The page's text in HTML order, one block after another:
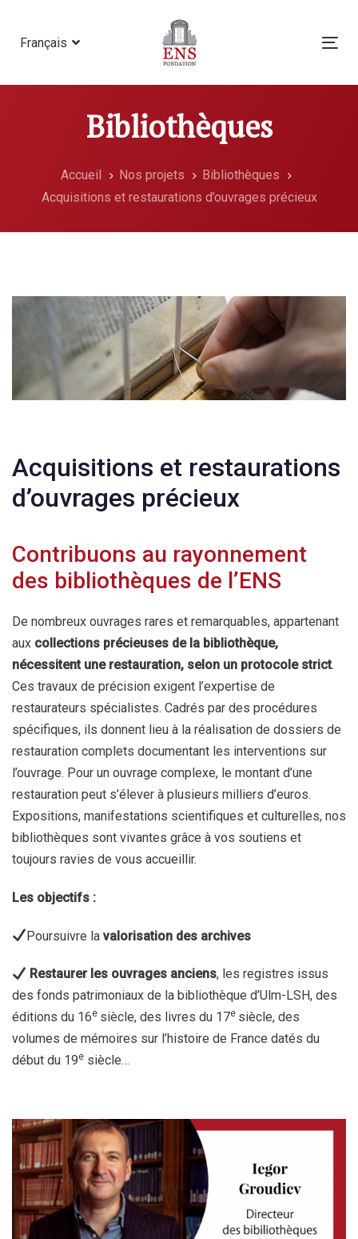
Français
Bibliothèques
Accueil Nos projets
Bibliothèques
Acquisitions et restaurations d’ouvrages précieux
Acquisitions et restaurations
d’ouvrages précieux
Contribuons au rayonnement
des bibliothèques de l’ENS
De nombreux ouvrages rares et remarquables, appartenant
aux collections précieuses de la bibliothèque,
nécessitent une restauration, selon un protocole strict.
Ces travaux de précision exigent l’expertise de
restaurateurs spécialistes. Cadrés par des procédures
spécifiques, ils donnent lieu à la réalisation de dossiers de
restauration complets documentant les interventions sur
l’ouvrage. Pour un ouvrage complexe, le montant d’une
restauration peut s’élever à plusieurs milliers d’euros.
Expositions, manifestations scientifiques et culturelles, nos
bibliothèques sont vivantes grâce à vos soutiens et
toujours ravies de vous accueillir.
Les objectifs :
Poursuivre lavalorisation des archives
Restaurer les ouvrages anciens, les registres issus
des fonds patrimoniaux de la bibliothèque d’Ulm-LSH, des
éditions du 16e siècle, des livres du 17e siècle, des
volumes de mémoires sur l’histoire de France datés du
début du 19e siècle…